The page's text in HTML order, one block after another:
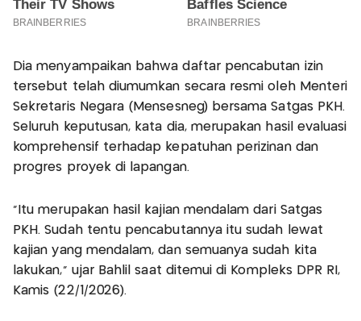
Dia menyampaikan bahwa daftar pencabutan izin
tersebut telah diumumkan secara resmi oleh Menteri
Sekretaris Negara (Mensesneg) bersama Satgas PKH.
Seluruh keputusan, kata dia, merupakan hasil evaluasi
komprehensif terhadap kepatuhan perizinan dan
progres proyek di lapangan.
"Itu merupakan hasil kajian mendalam dari Satgas
PKH. Sudah tentu pencabutannya itu sudah lewat
kajian yang mendalam, dan semuanya sudah kita
lakukan," ujar Bahlil saat ditemui di Kompleks DPR RI,
Kamis (22/1/2026).